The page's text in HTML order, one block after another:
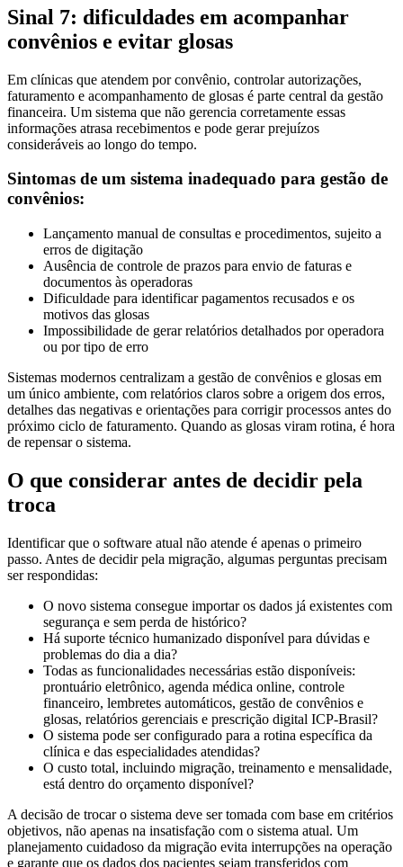
Sinal 7: dificuldades em acompanhar
convênios e evitar glosas
Em clínicas que atendem por convênio, controlar autorizações,
faturamento e acompanhamento de glosas é parte central da gestão
financeira. Um sistema que não gerencia corretamente essas
informações atrasa recebimentos e pode gerar prejuízos
consideráveis ao longo do tempo.
Sintomas de um sistema inadequado para gestão de
convênios:
Lançamento manual de consultas e procedimentos, sujeito a
erros de digitação
Ausência de controle de prazos para envio de faturas e
documentos às operadoras
Dificuldade para identificar pagamentos recusados e os
motivos das glosas
Impossibilidade de gerar relatórios detalhados por operadora
ou por tipo de erro
Sistemas modernos centralizam a gestão de convênios e glosas em
um único ambiente, com relatórios claros sobre a origem dos erros,
detalhes das negativas e orientações para corrigir processos antes do
próximo ciclo de faturamento. Quando as glosas viram rotina, é hora
de repensar o sistema.
O que considerar antes de decidir pela
troca
Identificar que o software atual não atende é apenas o primeiro
passo. Antes de decidir pela migração, algumas perguntas precisam
ser respondidas:
O novo sistema consegue importar os dados já existentes com
segurança e sem perda de histórico?
Há suporte técnico humanizado disponível para dúvidas e
problemas do dia a dia?
Todas as funcionalidades necessárias estão disponíveis:
prontuário eletrônico, agenda médica online, controle
financeiro, lembretes automáticos, gestão de convênios e
glosas, relatórios gerenciais e prescrição digital ICP-Brasil?
O sistema pode ser configurado para a rotina específica da
clínica e das especialidades atendidas?
O custo total, incluindo migração, treinamento e mensalidade,
está dentro do orçamento disponível?
A decisão de trocar o sistema deve ser tomada com base em critérios
objetivos, não apenas na insatisfação com o sistema atual. Um
planejamento cuidadoso da migração evita interrupções na operação
e garante que os dados dos pacientes sejam transferidos com